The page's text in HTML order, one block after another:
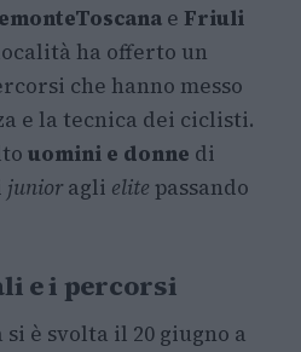
Toscana e Friuli
ha offerto un
che hanno messo
e la tecnica dei ciclisti.
uomini e donne di
junior agli elite passando
e i percorsi
è svolta il 20 giugno a